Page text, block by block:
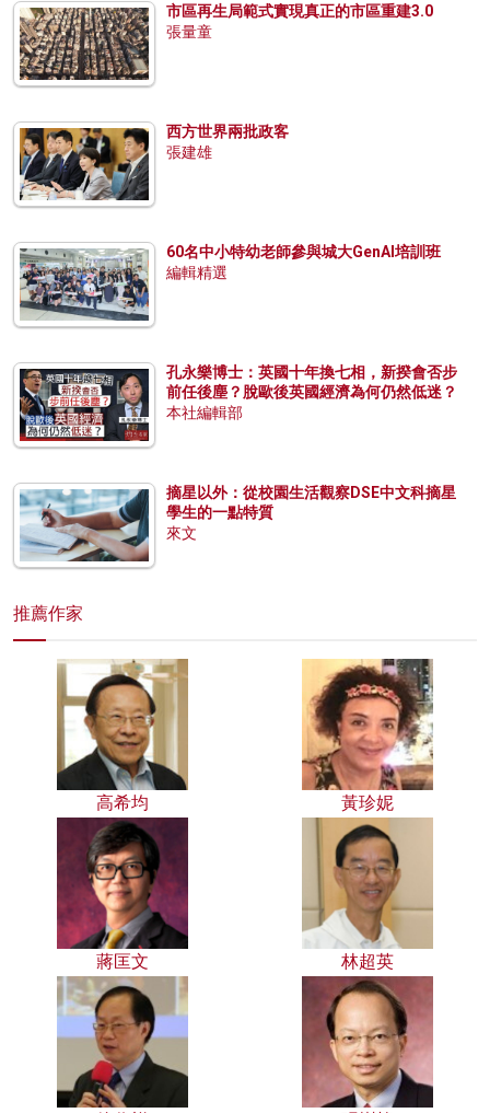
市區再生局範式實現真正的市區重建3.0
張量童
西方世界兩批政客
張建雄
60名中小特幼老師參與城大GenAI培訓班
編輯精選
孔永樂博士：英國十年換七相，新揆會否步
前任後塵？脫歐後英國經濟為何仍然低迷？
本社編輯部
摘星以外：從校園生活觀察DSE中文科摘星
學生的一點特質
來文
推薦作家
高希均 黃珍妮
蔣匡文 林超英